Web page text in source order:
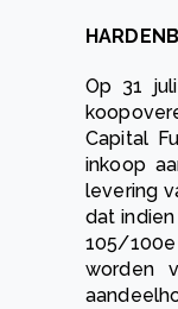
Op 31
Capital
inkoop
levering
dat
105/
worden